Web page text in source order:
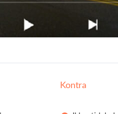
Kontra